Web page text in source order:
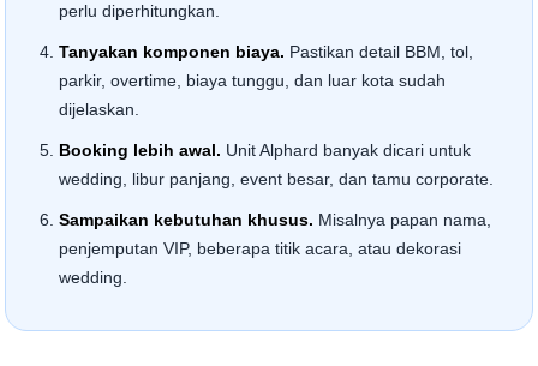
perlu diperhitungkan.
Tanyakan komponen biaya. Pastikan detail BBM, tol,
parkir, overtime, biaya tunggu, dan luar kota sudah
dijelaskan.
Booking lebih awal. Unit Alphard banyak dicari untuk
wedding, libur panjang, event besar, dan tamu corporate.
Sampaikan kebutuhan khusus. Misalnya papan nama,
penjemputan VIP, beberapa titik acara, atau dekorasi
wedding.